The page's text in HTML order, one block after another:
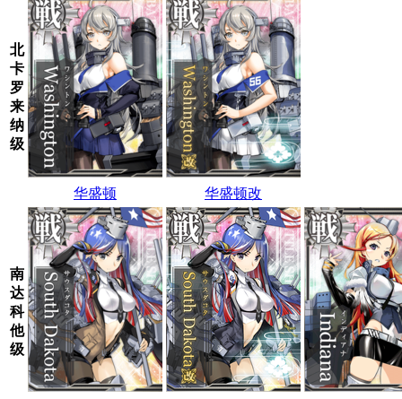
北
卡
罗
来
纳
级
华盛顿 华盛顿改
南
达
科
他
级